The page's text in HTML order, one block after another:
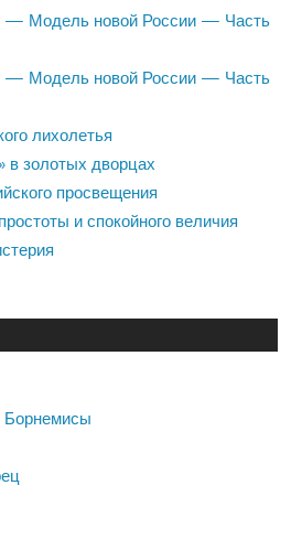
— Модель новой России — Часть
— Модель новой России — Часть
лихолетья
в золотых дворцах
просвещения
и спокойного величия